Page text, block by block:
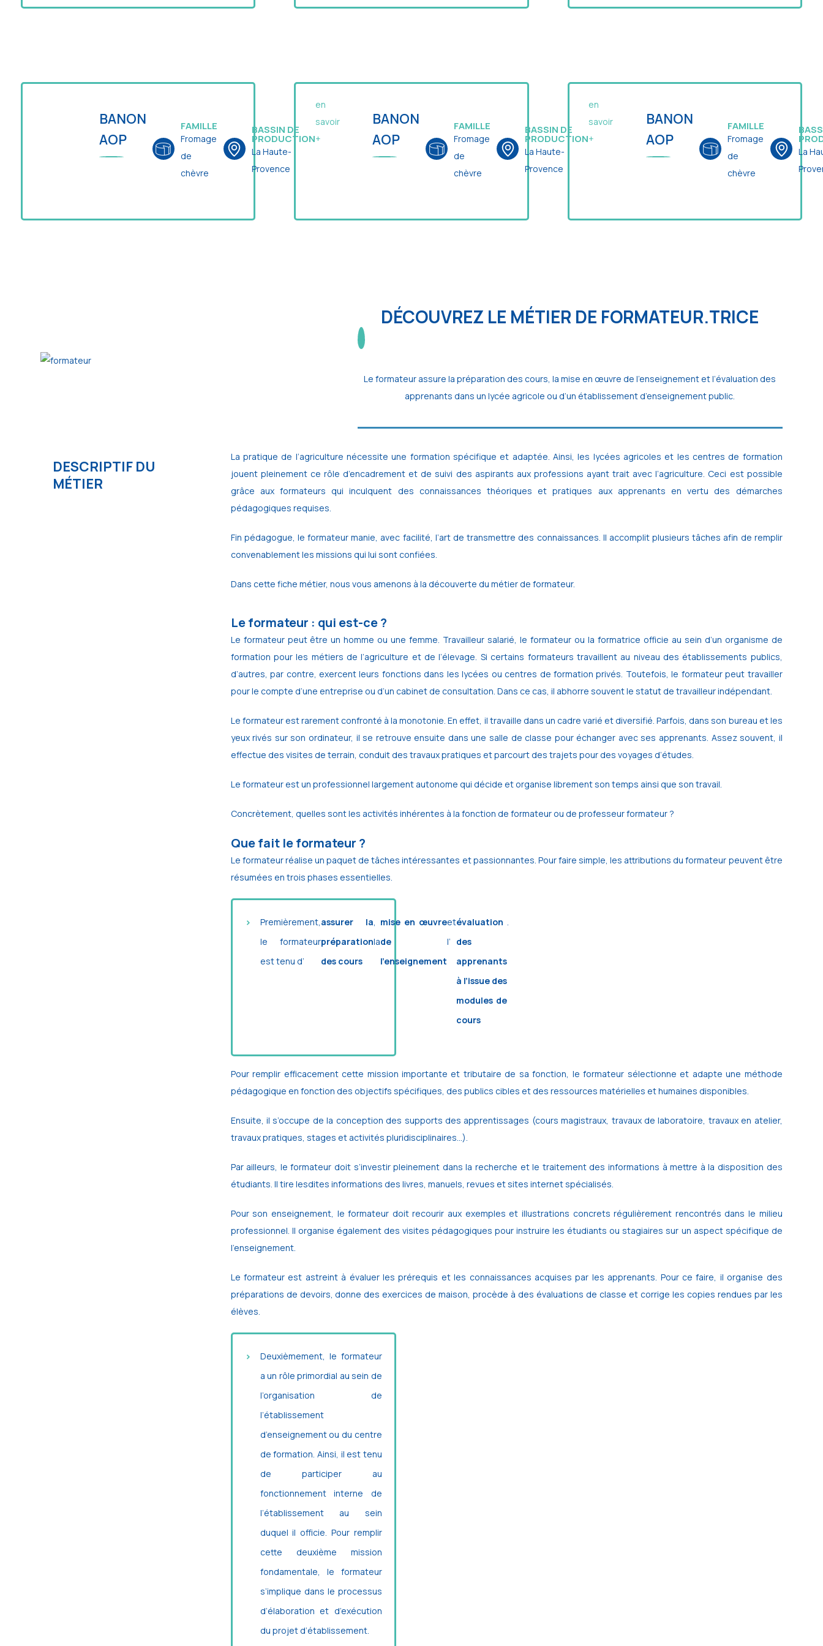
BANON
AOP
FAMILLE
Fromage
de
chèvre
BASSIN DE
PRODUCTION
La Haute-
Provence
en
savoir
+
BANON
AOP
FAMILLE
Fromage
de
chèvre
BASSIN DE
PRODUCTION
La Haute-
Provence
en
savoir
+
BANON
AOP
FAMILLE
Fromage
de
chèvre
La
DÉCOUVREZ LE MÉTIER DE FORMATEUR.TRICE
Le formateur assure la préparation des cours, la mise en œuvre de l’enseignement et l’évaluation des
apprenants dans un lycée agricole ou d’un établissement d’enseignement public.
DESCRIPTIF DU
MÉTIER
La pratique de l’agriculture nécessite une formation spécifique et adaptée. Ainsi, les lycées agricoles et les centres de formation
jouent pleinement ce rôle d’encadrement et de suivi des aspirants aux professions ayant trait avec l’agriculture. Ceci est possible
grâce aux formateurs qui inculquent des connaissances théoriques et pratiques aux apprenants en vertu des démarches
pédagogiques requises.
Fin pédagogue, le formateur manie, avec facilité, l’art de transmettre des connaissances. Il accomplit plusieurs tâches afin de remplir
convenablement les missions qui lui sont confiées.
Dans cette fiche métier, nous vous amenons à la découverte du métier de formateur.
Le formateur : qui est-ce ?
Le formateur peut être un homme ou une femme. Travailleur salarié, le formateur ou la formatrice officie au sein d’un organisme de
formation pour les métiers de l’agriculture et de l’élevage. Si certains formateurs travaillent au niveau des établissements publics,
d’autres, par contre, exercent leurs fonctions dans les lycées ou centres de formation privés. Toutefois, le formateur peut travailler
pour le compte d’une entreprise ou d’un cabinet de consultation. Dans ce cas, il abhorre souvent le statut de travailleur indépendant.
Le formateur est rarement confronté à la monotonie. En effet, il travaille dans un cadre varié et diversifié. Parfois, dans son bureau et les
yeux rivés sur son ordinateur, il se retrouve ensuite dans une salle de classe pour échanger avec ses apprenants. Assez souvent, il
effectue des visites de terrain, conduit des travaux pratiques et parcourt des trajets pour des voyages d’études.
Le formateur est un professionnel largement autonome qui décide et organise librement son temps ainsi que son travail.
Concrètement, quelles sont les activités inhérentes à la fonction de formateur ou de professeur formateur ?
Que fait le formateur ?
Le formateur réalise un paquet de tâches intéressantes et passionnantes. Pour faire simple, les attributions du formateur peuvent être
résumées en trois phases essentielles.
Premièrement,
le formateur
est tenu d’
assurer la
préparation
des cours
,
la
mise en œuvre
de
l’enseignement
et
l’
évaluation
des
apprenants
à l’issue des
modules de
cours
.
Pour remplir efficacement cette mission importante et tributaire de sa fonction, le formateur sélectionne et adapte une méthode
pédagogique en fonction des objectifs spécifiques, des publics cibles et des ressources matérielles et humaines disponibles.
Ensuite, il s’occupe de la conception des supports des apprentissages (cours magistraux, travaux de laboratoire, travaux en atelier,
travaux pratiques, stages et activités pluridisciplinaires…).
Par ailleurs, le formateur doit s’investir pleinement dans la recherche et le traitement des informations à mettre à la disposition des
étudiants. Il tire lesdites informations des livres, manuels, revues et sites internet spécialisés.
Pour son enseignement, le formateur doit recourir aux exemples et illustrations concrets régulièrement rencontrés dans le milieu
professionnel. Il organise également des visites pédagogiques pour instruire les étudiants ou stagiaires sur un aspect spécifique de
l’enseignement.
Le formateur est astreint à évaluer les prérequis et les connaissances acquises par les apprenants. Pour ce faire, il organise des
préparations de devoirs, donne des exercices de maison, procède à des évaluations de classe et corrige les copies rendues par les
élèves.
Deuxièmement, le formateur
a un rôle primordial au sein de
l’organisation de
l’établissement
d’enseignement ou du centre
de formation. Ainsi, il est tenu
de participer au
fonctionnement interne de
l’établissement au sein
duquel il officie. Pour remplir
cette deuxième mission
fondamentale, le formateur
s’implique dans le processus
d’élaboration et d’exécution
du projet d’établissement.